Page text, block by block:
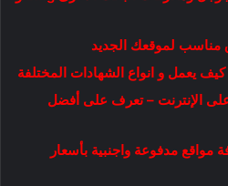
مناسب لموقعك الجديد
الإنترنت – تعرف على أفضل
مواقع مدفوعة واجنبية بأسعار